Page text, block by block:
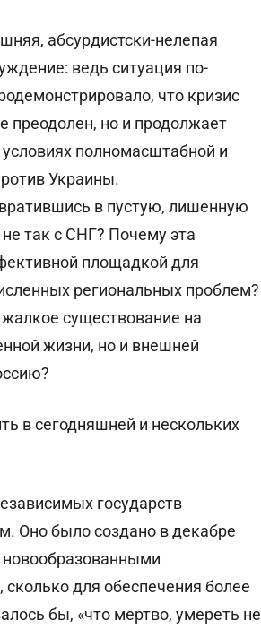
абсурдистски-нелепая
ведь ситуация по-
что кризис
преодолен, но и продолжает
полномасштабной и
Украины.
в пустую, лишенную
так с СНГ? Почему эта
площадкой для
региональных проблем?
существование на
жизни, но и внешней
в сегодняшней и нескольких
государств
Оно было создано в декабре
новообразованными
для обеспечения более
бы, «что мертво, умереть не